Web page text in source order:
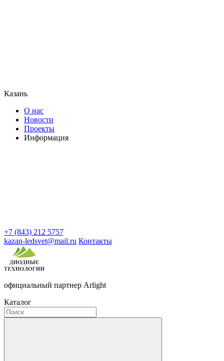
Казань
О нас
Новости
Проекты
Информация
+7 (843) 212 5757
kazan-ledsvet@mail.ru Контакты
официальный партнер Arlight
Каталог